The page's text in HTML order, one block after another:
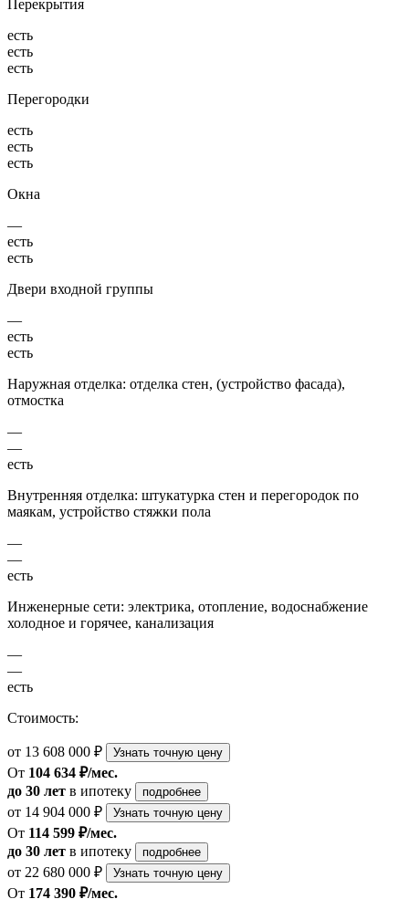
Перекрытия
есть
есть
есть
Перегородки
есть
есть
есть
Окна
—
есть
есть
Двери входной группы
—
есть
есть
Наружная отделка: отделка стен, (устройство фасада),
отмостка
—
—
есть
Внутренняя отделка: штукатурка стен и перегородок по
маякам, устройство стяжки пола
—
—
есть
Инженерные сети: электрика, отопление, водоснабжение
холодное и горячее, канализация
—
—
есть
Стоимость:
от 13 608 000 ₽ Узнать точную цену
От 104 634 ₽/мес.
до 30 лет в ипотеку подробнее
от 14 904 000 ₽ Узнать точную цену
От 114 599 ₽/мес.
до 30 лет в ипотеку подробнее
от 22 680 000 ₽ Узнать точную цену
От 174 390 ₽/мес.